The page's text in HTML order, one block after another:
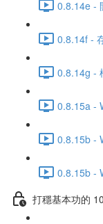
0.8.14e -
0.8.14f -
0.8.14g -
0.8.15a -
0.8.15b -
0.8.15b -
打穩基本功的